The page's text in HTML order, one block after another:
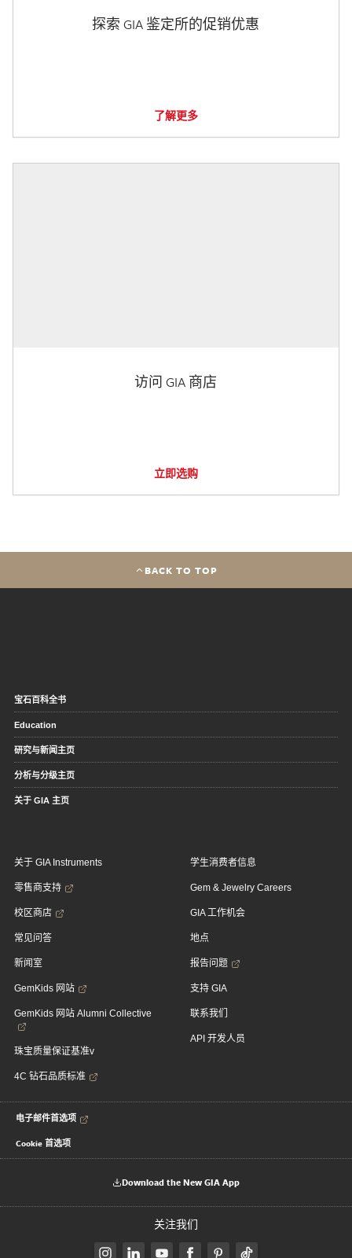
探索 GIA 鉴定所的促销优惠
了解更多
访问 GIA 商店
立即选购
BACK TO TOP
宝石百科全书
Education
研究与新闻主页
分析与分级主页
关于 GIA 主页
关于 GIA Instruments
零售商支持
校区商店
常见问答
新闻室
GemKids 网站
GemKids 网站 Alumni Collective
珠宝质量保证基准v
4C 钻石品质标准
学生消费者信息
Gem & Jewelry Careers
GIA 工作机会
地点
报告问题
支持 GIA
联系我们
API 开发人员
电子邮件首选项
Cookie 首选项
Download the New GIA App
关注我们